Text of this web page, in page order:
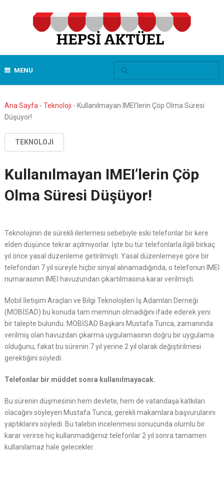
MENU
Ana Sayfa - Teknoloji - Kullanılmayan IMEI’lerin Çöp Olma Süresi
Düşüyor!
TEKNOLOJI
Kullanılmayan IMEI’lerin Çöp
Olma Süresi Düşüyor!
Teknolojinin de sürekli ilerlemesi sebebiyle eski telefonlar bir kere
elden düşünce tekrar açılmıyorlar. İşte bu tür telefonlarla ilgili birkaç
yıl önce yasal düzenleme getirilmişti. Yasal düzenlemeye göre bir
telefondan 7 yıl süreyle hiçbir sinyal alınamadığında, o telefonun IMEI
numarasının IMEI havuzundan çıkartılmasına karar verilmişti.
Mobil İletişim Araçları ve Bilgi Teknolojileri İş Adamları Derneği
(MOBİSAD) bu konuda tam memnun olmadığını ifade ederek yeni
bir talepte bulundu. MOBİSAD Başkanı Mustafa Tunca, zamanında
verilmiş olan havuzdan çıkarma uygulamasının doğru bir uygulama
olduğunu, fakat bu sürenin 7 yıl yerine 2 yıl olarak değiştirilmesi
gerektiğini söyledi.
Telefonlar bir müddet sonra kullanılmayacak.
Bu sürenin düşmesinin hem devlete, hem de vatandaşa katkıları
olacağını söyleyen Mustafa Tunca, gerekli makamlara başvurularını
yaptıklarını söyledi. Bu talebin incelenmesi sonucunda olumlu bir
karar verirse hiç kullanmadığımız telefonlar 2 yıl sonra tamamen
kullanılamaz hale gelecekler.